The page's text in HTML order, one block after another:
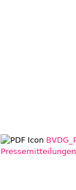
Pressemitteilungen